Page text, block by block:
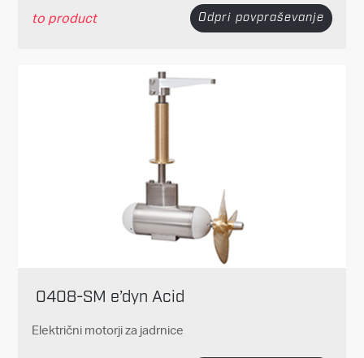
to product Odpri povpraševanje
0408-SM e’dyn Acid
Električni motorji za jadrnice